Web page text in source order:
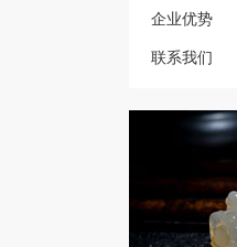
企业优势
联系我们